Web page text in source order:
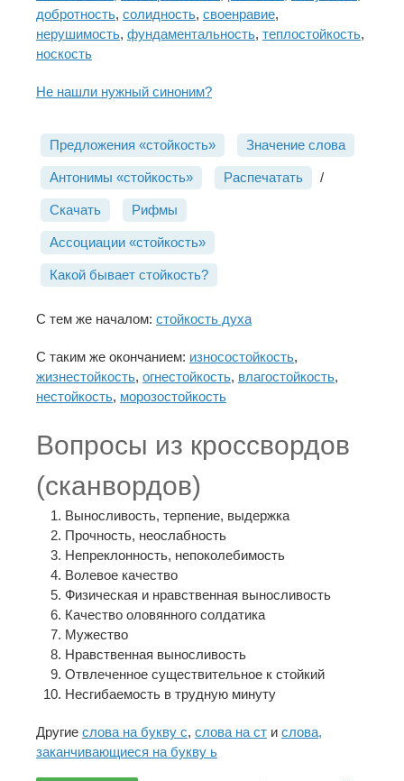
добротность, солидность, своенравие,
нерушимость, фундаментальность, теплостойкость,
носкость
Не нашли нужный синоним?
Предложения «стойкость» Значение слова
Антонимы «стойкость» Распечатать /
Скачать Рифмы
Ассоциации «стойкость»
Какой бывает стойкость?
С тем же началом: стойкость духа
С таким же окончанием: износостойкость,
жизнестойкость, огнестойкость, влагостойкость,
нестойкость, морозостойкость
Вопросы из кроссвордов
(сканвордов)
Выносливость, терпение, выдержка
Прочность, неослабность
Непреклонность, непоколебимость
Волевое качество
Физическая и нравственная выносливость
Качество оловянного солдатика
Мужество
Нравственная выносливость
Отвлеченное существительное к стойкий
Несгибаемость в трудную минуту
Другие слова на букву с, слова на ст и слова,
заканчивающиеся на букву ь